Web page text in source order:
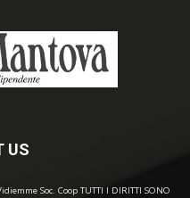
US
Soc. Coop TUTTI I DIRITTI SONO